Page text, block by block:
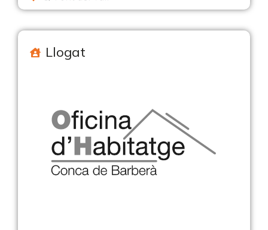
Llogat